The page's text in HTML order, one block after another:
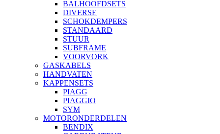
BALHOOFDSETS
DIVERSE
SCHOKDEMPERS
STANDAARD
STUUR
SUBFRAME
VOORVORK
GASKABELS
HANDVATEN
KAPPENSETS
PIAGG
PIAGGIO
SYM
MOTORONDERDELEN
BENDIX